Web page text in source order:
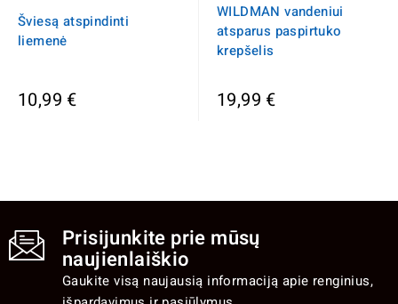
Šviesą atspindinti
liemenė
10,99 €
WILDMAN vandeniui
atsparus paspirtuko
krepšelis
19,99 €
Prisijunkite prie mūsų
naujienlaiškio
Gaukite visą naujausią informaciją apie renginius,